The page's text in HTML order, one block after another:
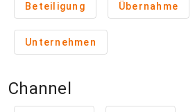
Beteiligung Übernahme
Unternehmen
Channel